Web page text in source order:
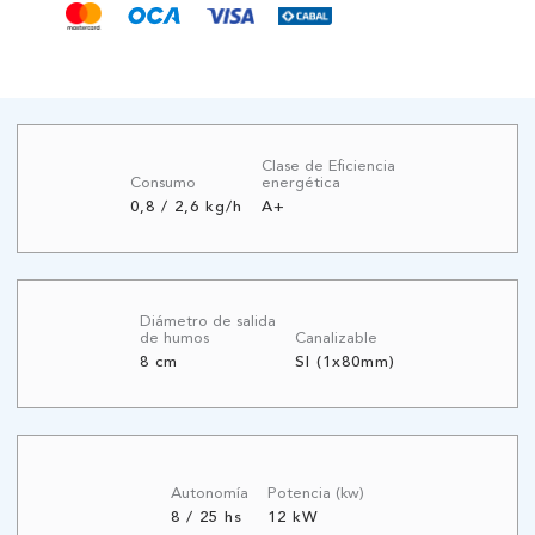
Consumo
0,8 / 2,6 kg/h
Clase de Eficiencia
energética
A+
Diámetro de salida
de humos
8 cm
Canalizable
SI (1x80mm)
Autonomía
8 / 25 hs
Potencia (kw)
12 kW